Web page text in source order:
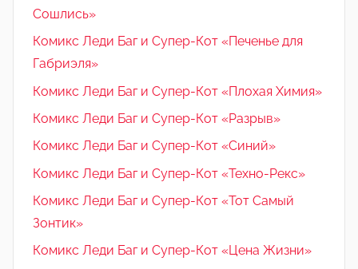
Сошлись»
Комикс Леди Баг и Супер-Кот «Печенье для
Габриэля»
Комикс Леди Баг и Супер-Кот «Плохая Химия»
Комикс Леди Баг и Супер-Кот «Разрыв»
Комикс Леди Баг и Супер-Кот «Синий»
Комикс Леди Баг и Супер-Кот «Техно-Рекс»
Комикс Леди Баг и Супер-Кот «Тот Самый
Зонтик»
Комикс Леди Баг и Супер-Кот «Цена Жизни»